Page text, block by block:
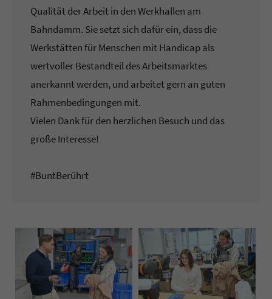
Qualität der Arbeit in den Werkhallen am
Bahndamm. Sie setzt sich dafür ein, dass die
Werkstätten für Menschen mit Handicap als
wertvoller Bestandteil des Arbeitsmarktes
anerkannt werden, und arbeitet gern an guten
Rahmenbedingungen mit.
Vielen Dank für den herzlichen Besuch und das
große Interesse!
#BuntBerührt